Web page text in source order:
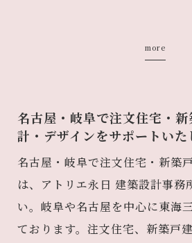
more
名古屋・岐阜で注文住宅・
計・デザインをサポートいた
名古屋・岐阜で注文住宅・新築
は、アトリエ永日 建築設計事務
い。岐阜や名古屋を中心に東海
ております。注文住宅、新築戸